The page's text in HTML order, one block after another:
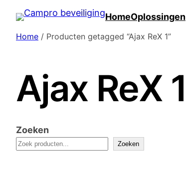
Spring
naar
HomeOplossingen
Home / Producten getagged “Ajax ReX 1”
Ajax ReX 1
Zoeken
Zoeken